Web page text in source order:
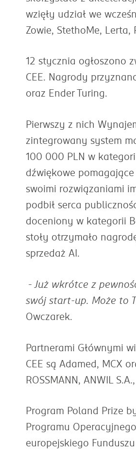
wzięły udział we
Zowie, StethoMe, Lerta,
12 stycznia ogłoszono
CEE. Nagrody
oraz Ender Turing.
Pierwszy z nich
zintegrowany system
100 000 PLN w
dźwiękowe
swoimi rozwiązaniami
podbił serca
doceniony w kategorii
stoły otrzymało
sprzedaż AI.
- Już wkrótce z
swój start-up. Może to
Owczarek.
Partnerami Głównymi
CEE są Adamed, MCX
ROSSMANN, ANWIL
Program Poland Prize
Programu
europejskiego